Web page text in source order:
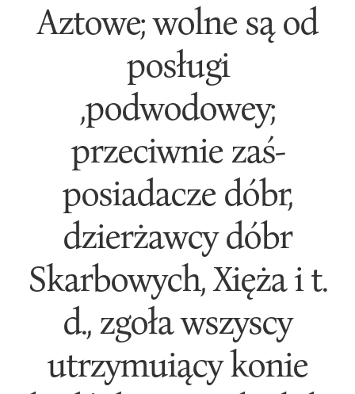
Aztowe; wolne są od
posługi
,podwodowey;
przeciwnie zaś-
posiadacze dóbr,
dzierżawcy dóbr
Skarbowych, Xięża i t.
d., zgoła wszyscy
utrzymuiący konie